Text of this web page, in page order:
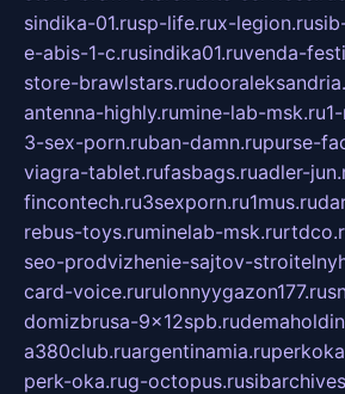
sindika-01.rusp-life.rux-legion.ru
e-abis-1-c.rusindika01.ruvenda-
store-brawlstars.ru
antenna-highly.rumine-lab-msk.ru
3-sex-porn.ruban-damn.rupurse-
viagra-tablet.rufasbags.ruadler-
fincontech.ru3sexporn.ru1mus.ru
rebus-toys.ruminelab-msk.ru
seo-prodvizhenie-sajtov-
card-voice.rurulonnyygazon177.ru
domizbrusa-9x12spb.ru
a380club.ruargentinamia.ru
perk-oka.rug-octopus.ru